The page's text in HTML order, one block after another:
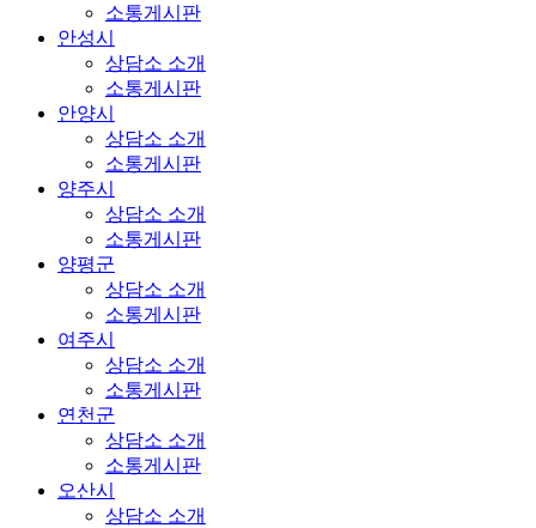
소통게시판
안성시
상담소 소개
소통게시판
안양시
상담소 소개
소통게시판
양주시
상담소 소개
소통게시판
양평군
상담소 소개
소통게시판
여주시
상담소 소개
소통게시판
연천군
상담소 소개
소통게시판
오산시
상담소 소개